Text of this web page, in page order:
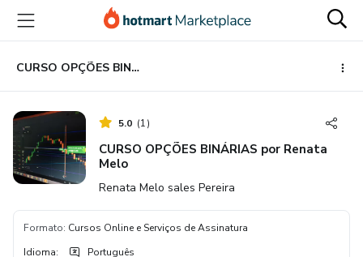
para
conteúdo
principal
para
pagamento
para
rodapé
CURSO OPÇÕES BINÁRIAS por Renata Melo
5.0 (1)
CURSO OPÇÕES BINÁRIAS por Renata
Melo
Renata Melo sales Pereira
Formato: Cursos Online e Serviços de Assinatura
Idioma: Português